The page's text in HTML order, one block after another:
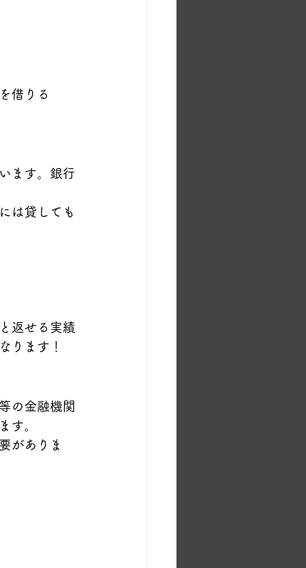
借りる
ます。銀行
は貸しても
返せる実績
ります！
の金融機関
す。
がありま